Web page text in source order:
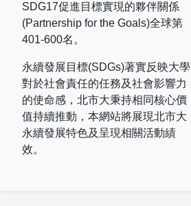
SDG17促進目標實現的夥伴關係
(Partnership for the Goals)全球第
401-600名。
永續發展目標(SDGs)著實反映大學
對於社會責任的任務及社會影響力
的使命感，北市大秉持相同核心價
值持續推動，本網站將展現北市大
永續發展特色及呈現相關活動績
效。